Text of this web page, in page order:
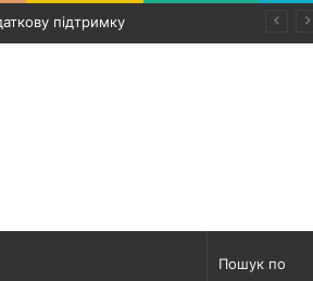
автомобілю